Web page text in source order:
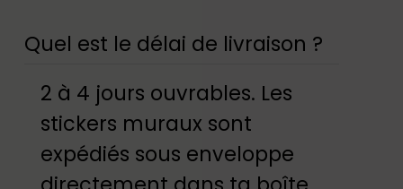
Quel est le délai de livraison ?
2 à 4 jours ouvrables. Les
stickers muraux sont
expédiés sous enveloppe